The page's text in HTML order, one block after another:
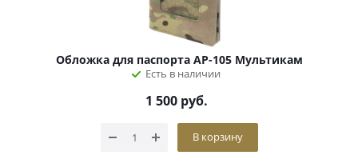
Обложка для паспорта АР-105 Мультикам
Есть в наличии
1 500 руб.
В корзину